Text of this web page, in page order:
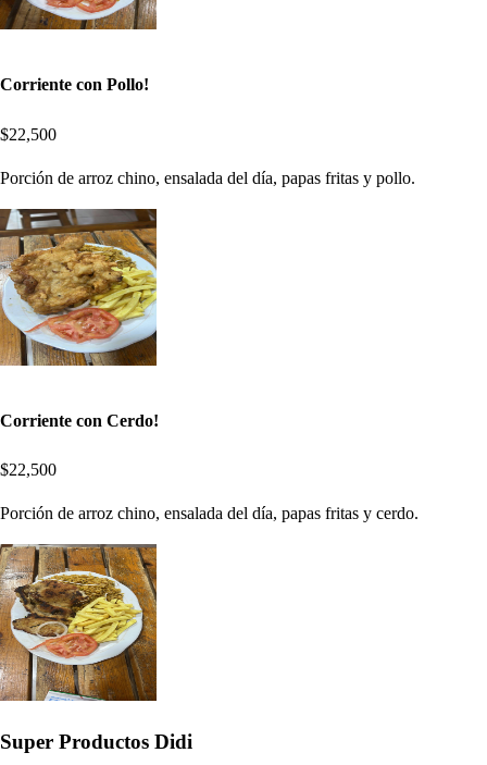
Corriente con Pollo!
$22,500
Porción de arroz chino, ensalada del día, papas fritas y pollo.
Corriente con Cerdo!
$22,500
Porción de arroz chino, ensalada del día, papas fritas y cerdo.
Super Productos Didi